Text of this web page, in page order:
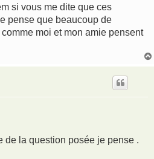
si vous me dite que ces
pense que beaucoup de
moi et mon amie pensent
de la question posée je pense .